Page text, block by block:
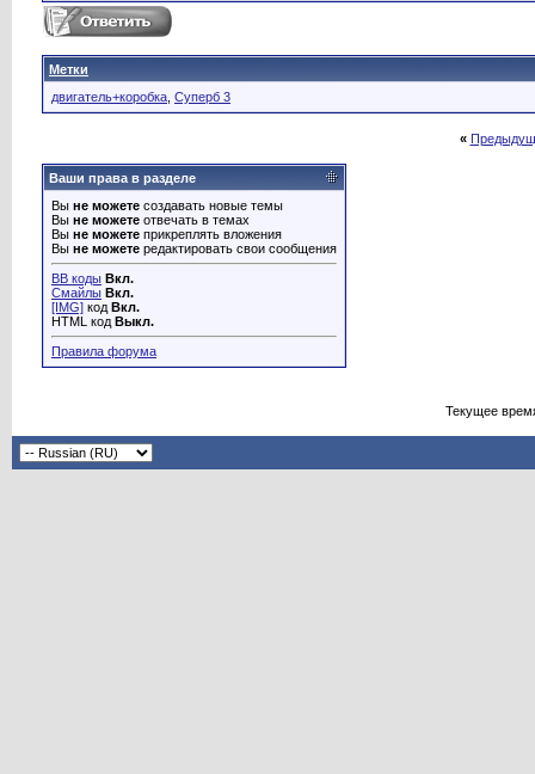
Метки
двигатель+коробка Суперб 3
«
Ваши права в разделе
Вы не можете создавать новые темы
Вы не можете отвечать в темах
Вы не можете прикреплять вложения
Вы не можете редактировать свои сообщения
BB коды Вкл.
Смайлы Вкл.
[IMG] код Вкл.
HTML код Выкл.
Правила форума
Текущее